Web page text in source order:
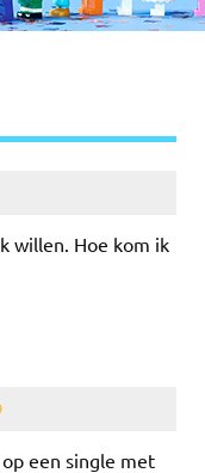
willen. Hoe kom ik
een single met